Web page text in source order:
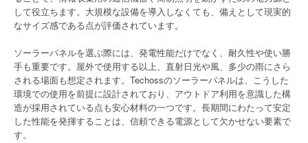
して役立ちます。大規模な設備を導入しなくても、備えとして現実的
なサイズ感である点が評価されています。
ソーラーパネルを選ぶ際には、発電性能だけでなく、耐久性や使い勝
手も重要です。屋外で使用する以上、直射日光や風、多少の雨にさら
される場面も想定されます。Techossのソーラーパネルは、こうした
環境での使用を前提に設計されており、アウトドア利用を意識した構
造が採用されている点も安心材料の一つです。長期間にわたって安定
した性能を発揮することは、信頼できる電源として欠かせない要素で
す。